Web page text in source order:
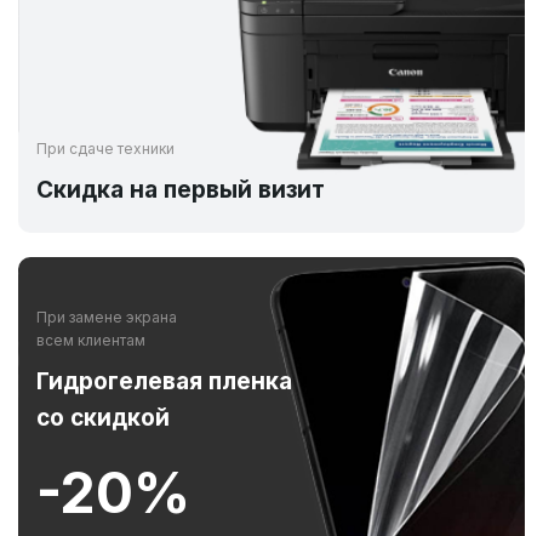
При сдаче техники
Скидка на первый визит
При замене экрана
всем клиентам
Гидрогелевая пленка
со скидкой
-20%